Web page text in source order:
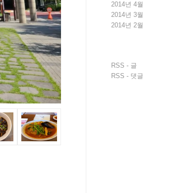
2014년 4월
2014년 3월
2014년 2월
RSS - 글
RSS - 댓글